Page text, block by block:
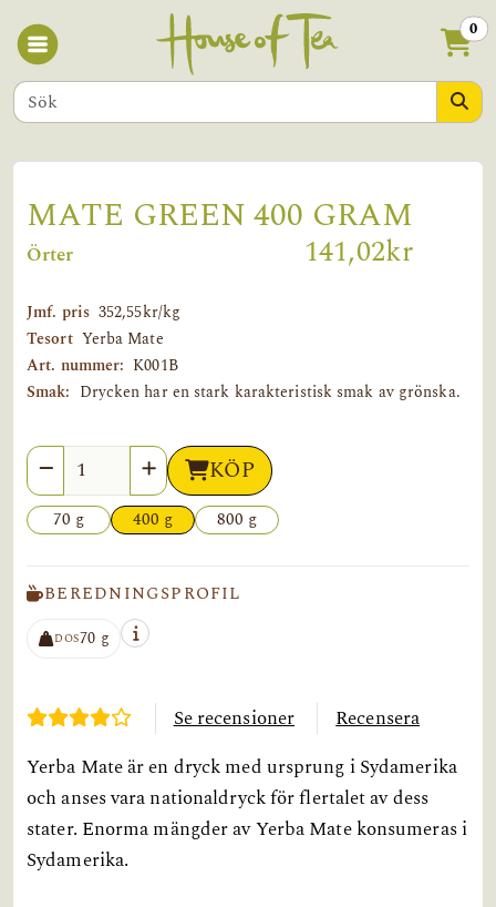
0
MATE GREEN 400 GRAM
Örter 141,02kr
Jmf. pris 352,55kr/kg
Tesort Yerba Mate
Art. nummer: K001B
Smak: Drycken har en stark karakteristisk smak av grönska.
Antal KÖP
70 g 400 g 800 g
BEREDNINGSPROFIL
DOS70 g
Se recensioner
Recensera
Yerba Mate är en dryck med ursprung i Sydamerika
och anses vara nationaldryck för flertalet av dess
stater. Enorma mängder av Yerba Mate konsumeras i
Sydamerika.